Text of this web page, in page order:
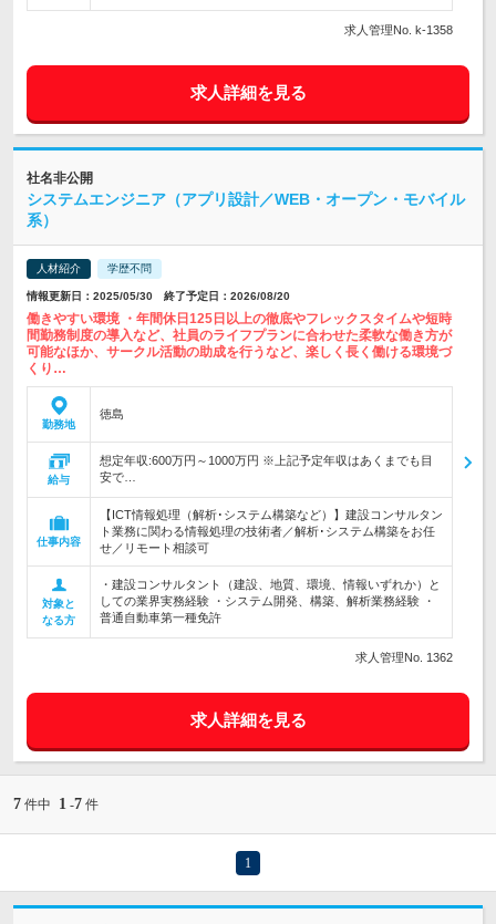
求人管理No. k-1358
求人詳細を見る
社名非公開
システムエンジニア（アプリ設計／WEB・オープン・モバイル
系）
人材紹介 学歴不問
情報更新日：2025/05/30 終了予定日：2026/08/20
働きやすい環境 ・年間休日125日以上の徹底やフレックスタイムや短時
間勤務制度の導入など、社員のライフプランに合わせた柔軟な働き方が
可能なほか、サークル活動の助成を行うなど、楽しく長く働ける環境づ
くり…
勤務地
徳島
給与
想定年収:600万円～1000万円 ※上記予定年収はあくまでも目
安で…
仕事内容
【ICT情報処理（解析･システム構築など）】建設コンサルタン
ト業務に関わる情報処理の技術者／解析･システム構築をお任
せ／リモート相談可
対象と
なる方
・建設コンサルタント（建設、地質、環境、情報いずれか）と
しての業界実務経験 ・システム開発、構築、解析業務経験 ・
普通自動車第一種免許
求人管理No. 1362
求人詳細を見る
7 件中 1 -7 件
1